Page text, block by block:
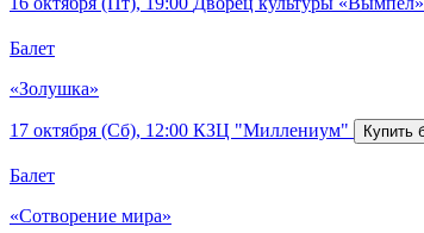
Балет
«Золушка»
17 октября (Сб), 12:00 КЗЦ "Миллениум"
Балет
«Сотворение мира»